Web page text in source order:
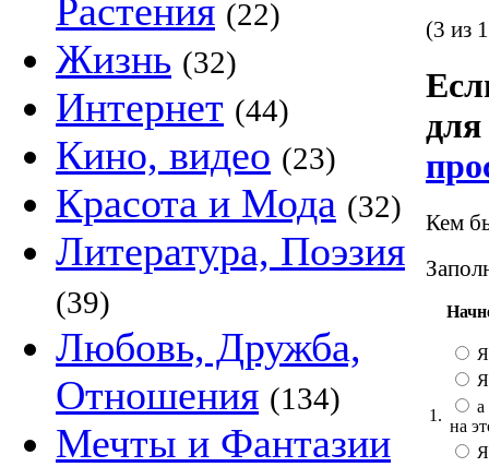
Растения (22)
Жизнь (32)
Интернет (44)
Кино, видео (23)
Красота и Мода (32)
Литература, Поэзия
(39)
Любовь, Дружба,
Отношения (134)
Мечты и Фантазии
(3 из
для
Кем
1.
а
на